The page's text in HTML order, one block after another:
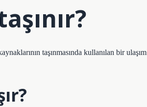
taşınmasında kullanılan bir ulaşım